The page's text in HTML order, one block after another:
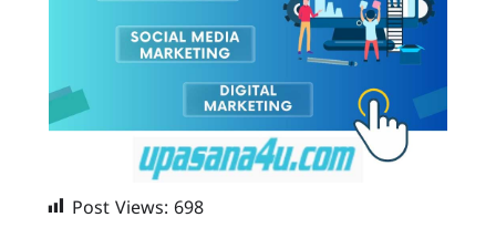
Post Views: 698